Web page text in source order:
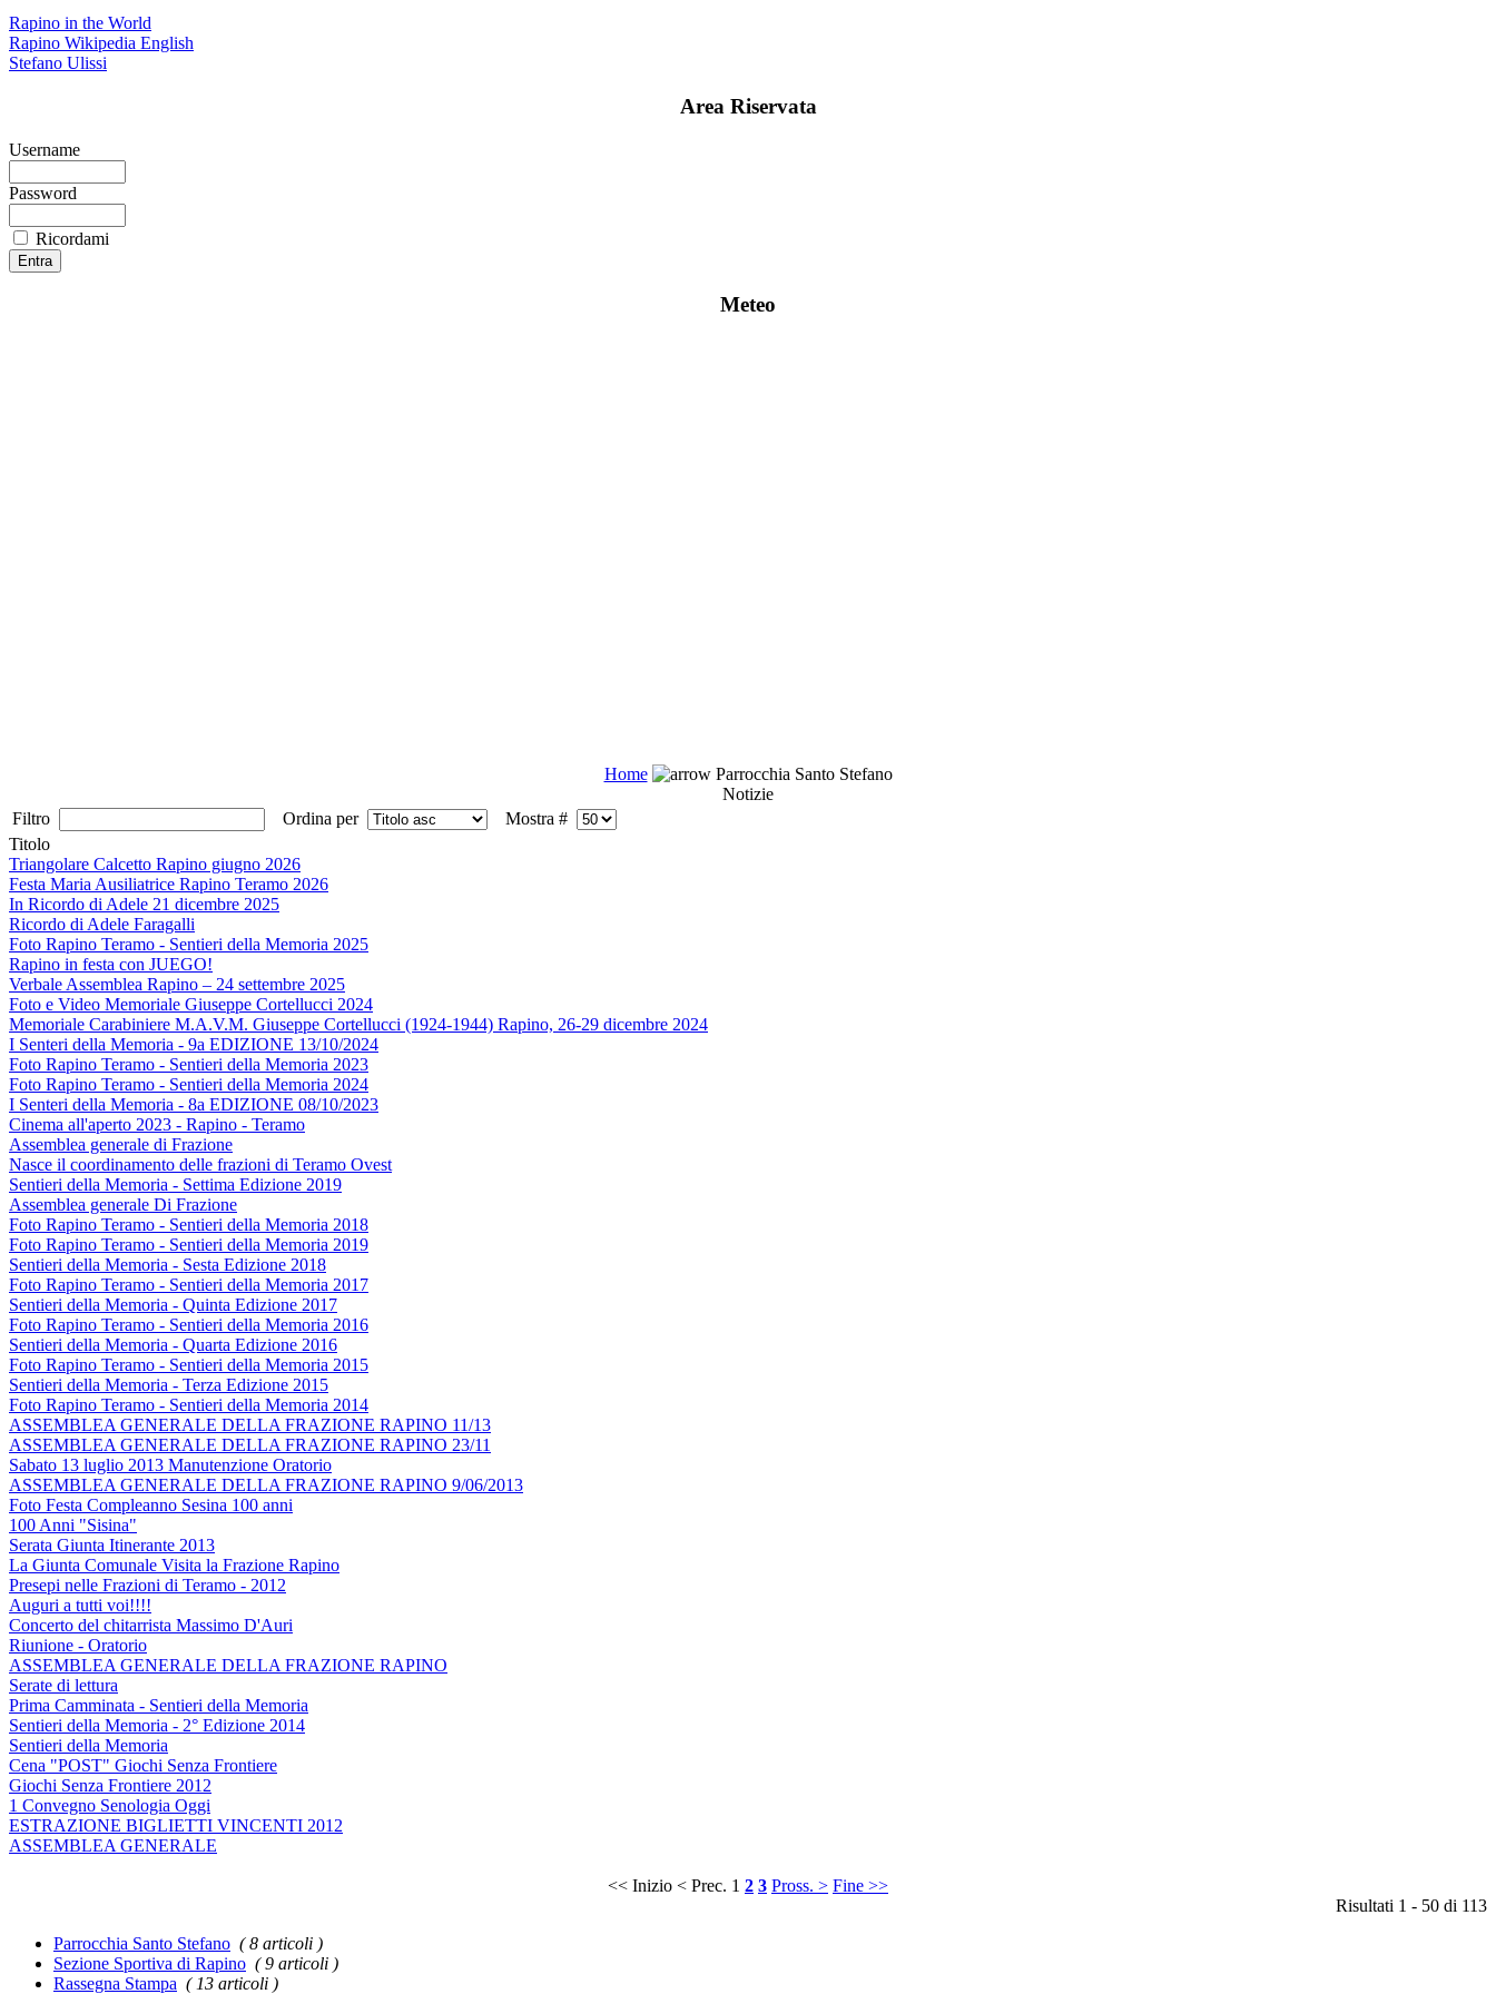
Rapino in the World
Rapino Wikipedia English
Stefano Ulissi
Area Riservata
Username
Password
Ricordami
Meteo
Home
Parrocchia Santo Stefano
Notizie
Filtro
Ordina per
Mostra #
Titolo
Triangolare Calcetto Rapino giugno 2026
Festa Maria Ausiliatrice Rapino Teramo 2026
In Ricordo di Adele 21 dicembre 2025
Ricordo di Adele Faragalli
Foto Rapino Teramo - Sentieri della Memoria 2025
Rapino in festa con JUEGO!
Verbale Assemblea Rapino – 24 settembre 2025
Foto e Video Memoriale Giuseppe Cortellucci 2024
Memoriale Carabiniere M.A.V.M. Giuseppe Cortellucci (1924-1944) Rapino, 26-29 dicembre 2024
I Senteri della Memoria - 9a EDIZIONE 13/10/2024
Foto Rapino Teramo - Sentieri della Memoria 2023
Foto Rapino Teramo - Sentieri della Memoria 2024
I Senteri della Memoria - 8a EDIZIONE 08/10/2023
Cinema all'aperto 2023 - Rapino - Teramo
Assemblea generale di Frazione
Nasce il coordinamento delle frazioni di Teramo Ovest
Sentieri della Memoria - Settima Edizione 2019
Assemblea generale Di Frazione
Foto Rapino Teramo - Sentieri della Memoria 2018
Foto Rapino Teramo - Sentieri della Memoria 2019
Sentieri della Memoria - Sesta Edizione 2018
Foto Rapino Teramo - Sentieri della Memoria 2017
Sentieri della Memoria - Quinta Edizione 2017
Foto Rapino Teramo - Sentieri della Memoria 2016
Sentieri della Memoria - Quarta Edizione 2016
Foto Rapino Teramo - Sentieri della Memoria 2015
Sentieri della Memoria - Terza Edizione 2015
Foto Rapino Teramo - Sentieri della Memoria 2014
ASSEMBLEA GENERALE DELLA FRAZIONE RAPINO 11/13
ASSEMBLEA GENERALE DELLA FRAZIONE RAPINO 23/11
Sabato 13 luglio 2013 Manutenzione Oratorio
ASSEMBLEA GENERALE DELLA FRAZIONE RAPINO 9/06/2013
Foto Festa Compleanno Sesina 100 anni
100 Anni "Sisina"
Serata Giunta Itinerante 2013
La Giunta Comunale Visita la Frazione Rapino
Presepi nelle Frazioni di Teramo - 2012
Auguri a tutti voi!!!!
Concerto del chitarrista Massimo D'Auri
Riunione - Oratorio
ASSEMBLEA GENERALE DELLA FRAZIONE RAPINO
Serate di lettura
Prima Camminata - Sentieri della Memoria
Sentieri della Memoria - 2° Edizione 2014
Sentieri della Memoria
Cena "POST" Giochi Senza Frontiere
Giochi Senza Frontiere 2012
1 Convegno Senologia Oggi
ESTRAZIONE BIGLIETTI VINCENTI 2012
ASSEMBLEA GENERALE
<< Inizio < Prec. 1 2 3 Pross. > Fine >>
Risultati 1 - 50 di 113
Parrocchia Santo Stefano ( 8 articoli )
Sezione Sportiva di Rapino ( 9 articoli )
Rassegna Stampa ( 13 articoli )